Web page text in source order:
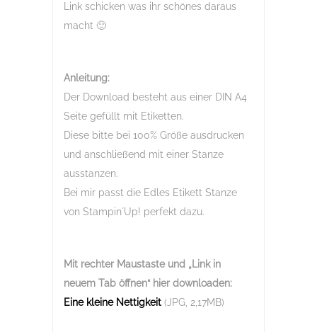
Link schicken was ihr schönes daraus
macht 🙂
Anleitung:
Der Download besteht aus einer DIN A4
Seite gefüllt mit Etiketten.
Diese bitte bei 100% Größe ausdrucken
und anschließend mit einer Stanze
ausstanzen.
Bei mir passt die Edles Etikett Stanze
von Stampin´Up! perfekt dazu.
Mit rechter Maustaste und „Link in
neuem Tab öffnen“ hier downloaden:
Eine kleine Nettigkeit (JPG, 2,17MB)